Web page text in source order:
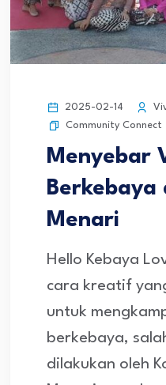
2025-02-14
Community Connect
Menyebar
Berkebaya
Menari
Hello Kebaya
cara kreatif
untuk
berkebaya,
dilakukan oleh